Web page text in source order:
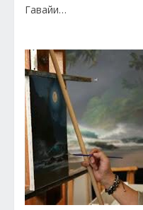
Гавайи…